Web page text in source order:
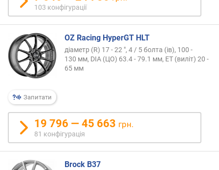
т
ю
д
о
д
а
в
н
н
я
з
а
і
103 конфігурації
Запитати
OZ Racing HyperGT HLT
діаметр (R) 17 - 22 ", 4 / 5 болта (ів), 100 -
130 мм, DIA (ЦО) 63.4 - 79.1 мм, ET (виліт) 20 -
65 мм
19 796 — 45 663 грн.
81 конфігурація
Brock B37